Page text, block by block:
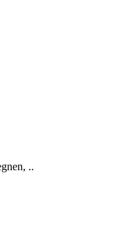
..